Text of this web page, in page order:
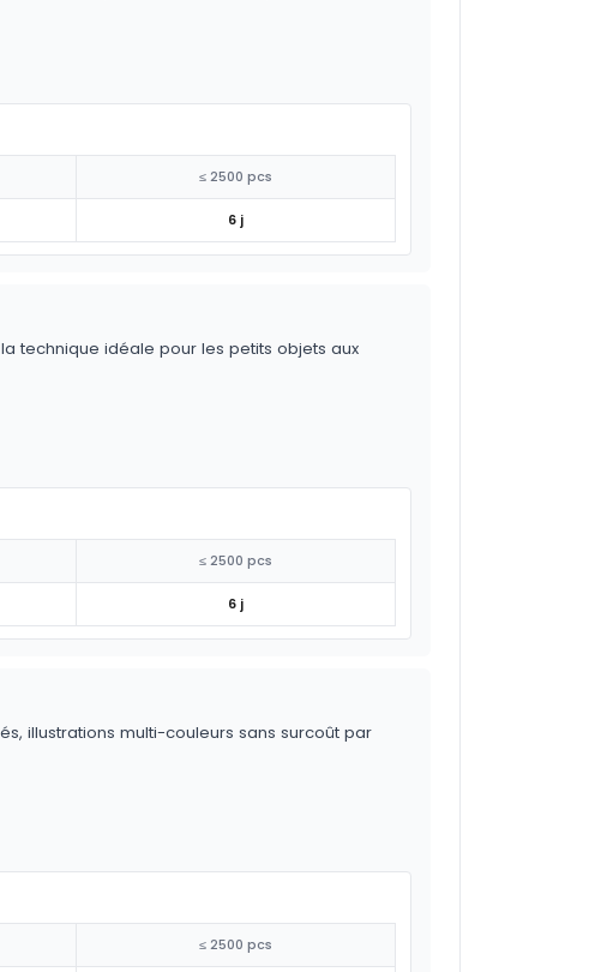
≤ 2500 pcs
6 j
technique idéale pour les petits objets aux
≤ 2500 pcs
6 j
illustrations multi-couleurs sans surcoût par
≤ 2500 pcs